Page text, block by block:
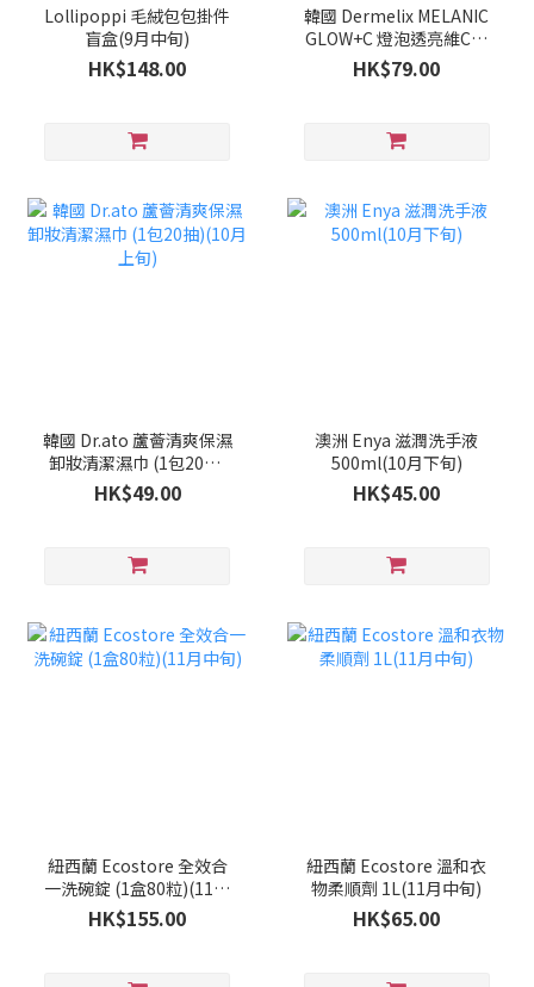
Lollipoppi 毛絨包包掛件
盲盒(9月中旬)
HK$148.00
韓國 Dermelix MELANIC
GLOW+C 燈泡透亮維C光
澤霜 50g(10月上旬)
HK$79.00
韓國 Dr.ato 蘆薈清爽保濕
卸妝清潔濕巾 (1包20抽)
(10月上旬)
HK$49.00
澳洲 Enya 滋潤洗手液
500ml(10月下旬)
HK$45.00
紐西蘭 Ecostore 全效合
一洗碗錠 (1盒80粒)(11月
中旬)
HK$155.00
紐西蘭 Ecostore 溫和衣
物柔順劑 1L(11月中旬)
HK$65.00